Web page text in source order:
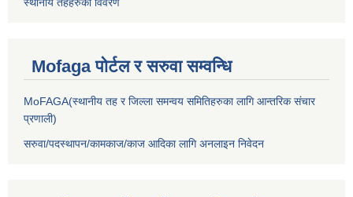
स्थानीय तहहरुको विवरण
Mofaga पोर्टल र सरुवा सम्वन्धि
MoFAGA(स्थानीय तह र जिल्ला समन्वय समितिहरुका लागि आन्तरिक संचार
प्रणाली)
सरुवा/पदस्थापन/कामकाज/काज आदिका लागि अनलाइन निवेदन